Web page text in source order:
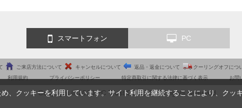
スマートフォン PC
ご来店方法について キャンセルについて 返品・返金について クーリングオフにつ
利用規約
プライバシーポリシー 特定商取引に関する法律に基づく表示 お問
Copyright © 2010 PC Trust CO.,LTD. All rights reserved.
、クッキーを利用しています。サイト利用を継続することにより、クッ